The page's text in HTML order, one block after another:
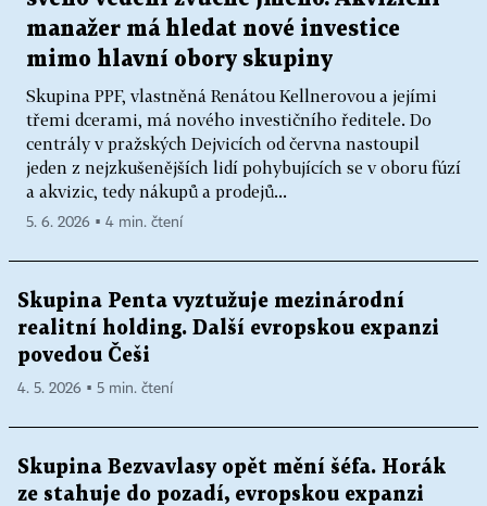
manažer má hledat nové investice
mimo hlavní obory skupiny
Skupina PPF, vlastněná Renátou Kellnerovou a jejími
třemi dcerami, má nového investičního ředitele. Do
centrály v pražských Dejvicích od června nastoupil
jeden z nejzkušenějších lidí pohybujících se v oboru fúzí
a akvizic, tedy nákupů a prodejů...
5. 6. 2026 ▪ 4 min. čtení
Skupina Penta vyztužuje mezinárodní
realitní holding. Další evropskou expanzi
povedou Češi
4. 5. 2026 ▪ 5 min. čtení
Skupina Bezvavlasy opět mění šéfa. Horák
ze stahuje do pozadí, evropskou expanzi